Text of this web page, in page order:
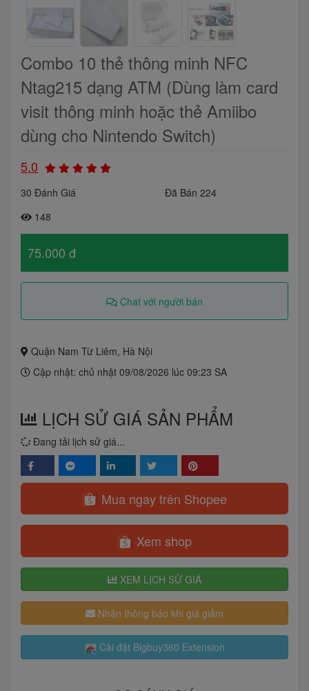
Combo 10 thẻ thông minh NFC
Ntag215 dạng ATM (Dùng làm card
visit thông minh hoặc thẻ Amiibo
dùng cho Nintendo Switch)
5.0
30 Đánh Giá
Đã Bán 224
148
75.000 đ
Chat với người bán
Quận Nam Từ Liêm, Hà Nội
Cập nhật: chủ nhật 09/08/2026 lúc 09:23 SA
LỊCH SỬ GIÁ SẢN PHẨM
Đang tải lịch sử giá...
Mua ngay trên Shopee
Xem shop
XEM LỊCH SỬ GIÁ
Nhận thông báo khi giá giảm
Cài đặt Bigbuy360 Extension